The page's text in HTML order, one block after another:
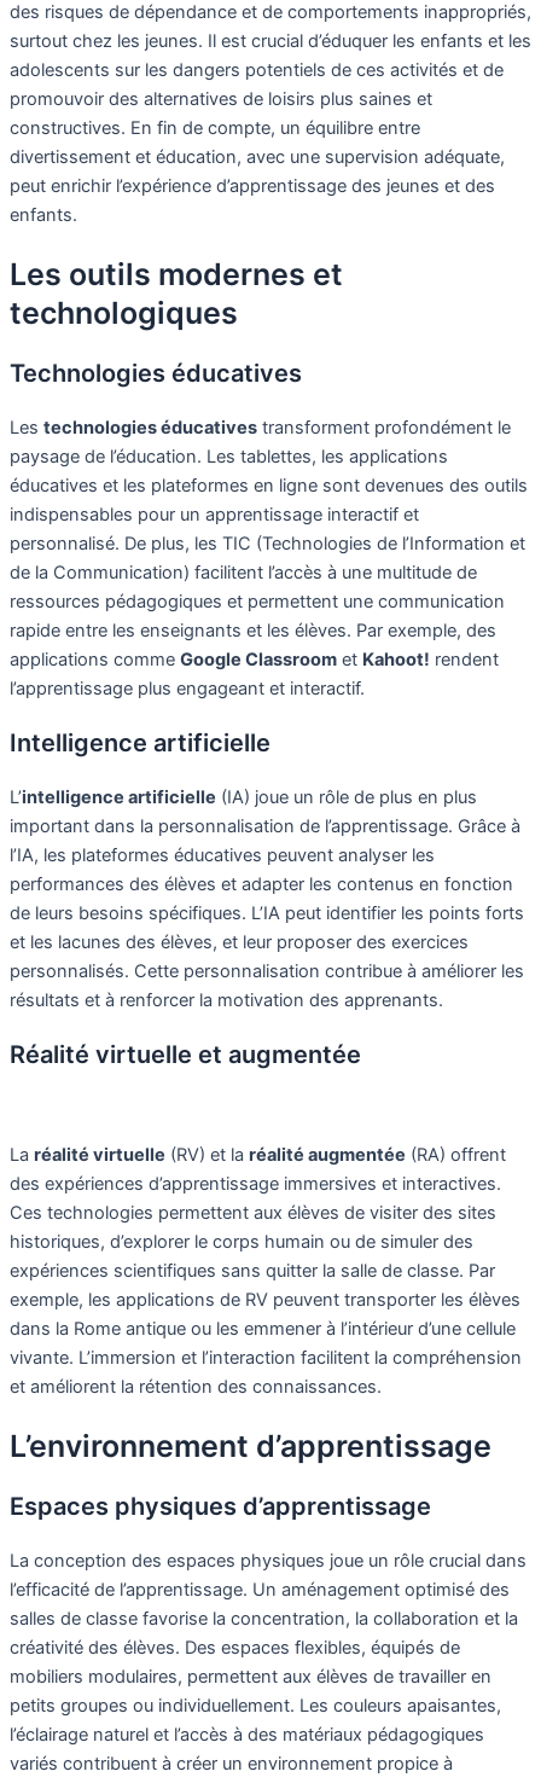
des risques de dépendance et de comportements inappropriés,
surtout chez les jeunes. Il est crucial d’éduquer les enfants et les
adolescents sur les dangers potentiels de ces activités et de
promouvoir des alternatives de loisirs plus saines et
constructives. En fin de compte, un équilibre entre
divertissement et éducation, avec une supervision adéquate,
peut enrichir l’expérience d’apprentissage des jeunes et des
enfants.
Les outils modernes et
technologiques
Technologies éducatives
Les technologies éducatives transforment profondément le
paysage de l’éducation. Les tablettes, les applications
éducatives et les plateformes en ligne sont devenues des outils
indispensables pour un apprentissage interactif et
personnalisé. De plus, les TIC (Technologies de l’Information et
de la Communication) facilitent l’accès à une multitude de
ressources pédagogiques et permettent une communication
rapide entre les enseignants et les élèves. Par exemple, des
applications comme Google Classroom et Kahoot! rendent
l’apprentissage plus engageant et interactif.
Intelligence artificielle
L’intelligence artificielle (IA) joue un rôle de plus en plus
important dans la personnalisation de l’apprentissage. Grâce à
l’IA, les plateformes éducatives peuvent analyser les
performances des élèves et adapter les contenus en fonction
de leurs besoins spécifiques. L’IA peut identifier les points forts
et les lacunes des élèves, et leur proposer des exercices
personnalisés. Cette personnalisation contribue à améliorer les
résultats et à renforcer la motivation des apprenants.
Réalité virtuelle et augmentée
La réalité virtuelle (RV) et la réalité augmentée (RA) offrent
des expériences d’apprentissage immersives et interactives.
Ces technologies permettent aux élèves de visiter des sites
historiques, d’explorer le corps humain ou de simuler des
expériences scientifiques sans quitter la salle de classe. Par
exemple, les applications de RV peuvent transporter les élèves
dans la Rome antique ou les emmener à l’intérieur d’une cellule
vivante. L’immersion et l’interaction facilitent la compréhension
et améliorent la rétention des connaissances.
L’environnement d’apprentissage
Espaces physiques d’apprentissage
La conception des espaces physiques joue un rôle crucial dans
l’efficacité de l’apprentissage. Un aménagement optimisé des
salles de classe favorise la concentration, la collaboration et la
créativité des élèves. Des espaces flexibles, équipés de
mobiliers modulaires, permettent aux élèves de travailler en
petits groupes ou individuellement. Les couleurs apaisantes,
l’éclairage naturel et l’accès à des matériaux pédagogiques
variés contribuent à créer un environnement propice à